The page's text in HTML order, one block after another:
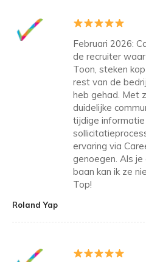
Februari 2026:
de recruiter
Toon, steken
rest van de
heb gehad. Met
duidelijke
tijdige
ervaring via
genoegen. Als
baan kan ik ze
Top!
Roland Yap